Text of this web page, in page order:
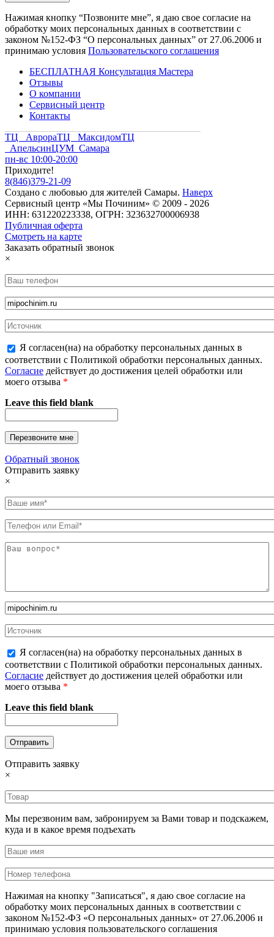
Нажимая кнопку “Позвоните мне”, я даю свое согласие на
обработку моих персональных данных в соответствии с
законом №152-ФЗ “О персональных данных” от 27.06.2006 и
принимаю условия Пользовательского соглашения
БЕСПЛАТНАЯ Консультация Мастера
Отзывы
О компании
Сервисный центр
Контакты
ТЦ АврораТЦ МаксидомТЦ
АпельсинЦУМ Самара
пн-вс 10:00-20:00
Приходите!
8(846)379-21-09
Создано с любовью для жителей Самары. Наверх
Сервисный центр «Мы Починим» © 2009 - 2026
ИНН: 631220223338, ОГРН: 323632700006938
Публичная оферта
Смотреть на карте
Заказать обратный звонок
×
Я согласен(на) на обработку персональных данных в
соответствии с Политикой обработки персональных данных.
Согласие действует до достижения целей обработки или
моего отзыва *
Leave this field blank
Обратный звонок
Отправить заявку
×
Я согласен(на) на обработку персональных данных в
соответствии с Политикой обработки персональных данных.
Согласие действует до достижения целей обработки или
моего отзыва *
Leave this field blank
Отправить заявку
×
Мы перезвоним вам, забронируем за Вами товар и подскажем,
куда и в какое время подъехать
Нажимая на кнопку "Записаться", я даю свое согласие на
обработку моих персональных данных в соответствии с
законом №152-ФЗ «О персональных данных» от 27.06.2006 и
принимаю условия пользовательского соглашения